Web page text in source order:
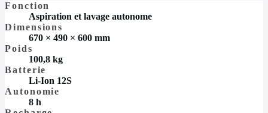
Fonction
Aspiration et lavage autonome
Dimensions
670 × 490 × 600 mm
Poids
100,8 kg
Batterie
Li-Ion 12S
Autonomie
8 h